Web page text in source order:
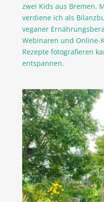
zwei Kids aus Bremen.
verdiene ich als
veganer
Webinaren und Online-
Rezepte fotografieren
entspannen.